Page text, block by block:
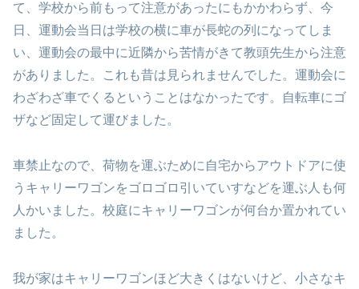
て、学校から前もって注意があったにもかかわらず、今
日、運動会当日は学校の横に車が長蛇の列になってしま
い、運動会の最中に近隣から苦情がきて教頭先生から注意
がありました。これも昔は見られませんでした。運動会に
わざわざ車でくるということはなかったです。自転車にゴ
ザなど固定して運びました。
車禁止なので、荷物を運ぶために自宅からアウトドアに使
うキャリーワゴンをゴロゴロ引いていすなどを運ぶ人も何
人かいました。校庭にキャリーワゴンが何台か置かれてい
ました。
我が家はキャリーワゴンほど大きくはないけど、小さなキ